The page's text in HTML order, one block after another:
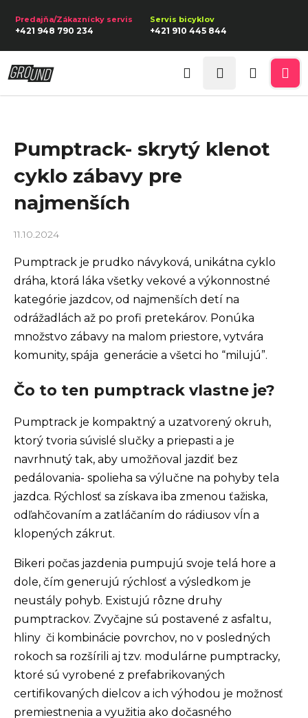
obsah+421 948 790 234 +421 910 445 844
Prihlásenie
Pumptrack- skrytý klenot
cyklo zábavy pre
najmenších
11.10.2024
Pumptrack je prudko návyková, unikátna cyklo
dráha, ktorá láka všetky vekové a výkonnostné
kategórie jazdcov, od najmenších detí na
odrážadlách až po profi pretekárov. Ponúka
množstvo zábavy na malom priestore, vytvára
komunity, spája generácie a všetci ho “milujú”.
Čo to ten pumptrack vlastne je?
Pumptrack je kompaktný a uzatvorený okruh,
ktorý tvoria súvislé slučky a priepasti a je
navrhnutý tak, aby umožňoval jazdiť bez
pedálovania- spolieha sa výlučne na pohyby tela
jazdca. Rýchlosť sa získava iba zmenou ťažiska,
odľahčovaním a zatláčaním do rádiusov vĺn a
klopených zákrut.
Bikeri počas jazdenia pumpujú svoje telá hore a
dole, čím generujú rýchlosť a výsledkom je
neustály pohyb. Existujú rôzne druhy
pumptrackov. Zvyčajne sú postavené z asfaltu,
hliny či kombinácie povrchov, no v posledných
rokoch sa rozšírili aj tzv. modulárne pumptracky,
ktoré sú vyrobené z prefabrikovaných
certifikovaných dielcov a ich výhodou je možnosť
premiestnenia a využitia ako dočasného
š
k
Späť
Späť
Č
o
t
r
b
u
e
t
e
n
á
j
s
?
Hľadať
O
d
p
o
r
ú
č
a
m